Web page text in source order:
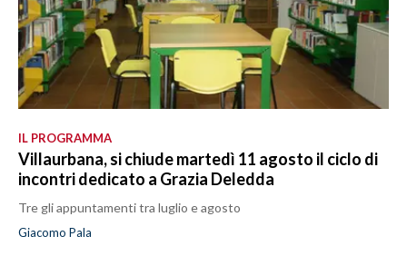
IL PROGRAMMA
Villaurbana, si chiude martedì 11 agosto il ciclo di
incontri dedicato a Grazia Deledda
Tre gli appuntamenti tra luglio e agosto
Giacomo Pala